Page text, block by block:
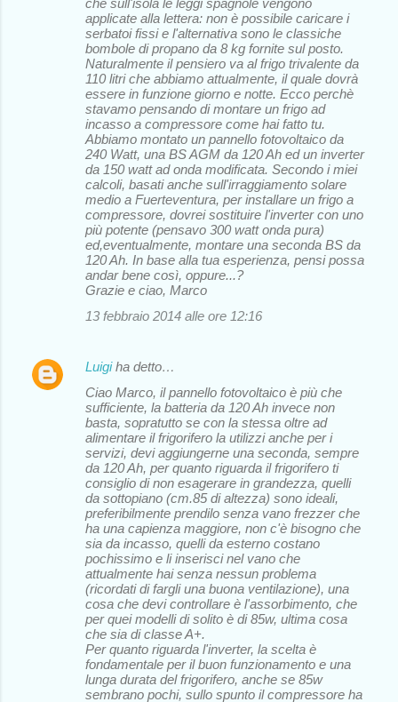
applicate alla lettera: non è possibile caricare i
serbatoi fissi e l'alternativa sono le classiche
bombole di propano da 8 kg fornite sul posto.
Naturalmente il pensiero va al frigo trivalente da
110 litri che abbiamo attualmente, il quale dovrà
essere in funzione giorno e notte. Ecco perchè
stavamo pensando di montare un frigo ad
incasso a compressore come hai fatto tu.
Abbiamo montato un pannello fotovoltaico da
240 Watt, una BS AGM da 120 Ah ed un inverter
da 150 watt ad onda modificata. Secondo i miei
calcoli, basati anche sull'irraggiamento solare
medio a Fuerteventura, per installare un frigo a
compressore, dovrei sostituire l'inverter con uno
più potente (pensavo 300 watt onda pura)
ed,eventualmente, montare una seconda BS da
120 Ah. In base alla tua esperienza, pensi possa
andar bene così, oppure...?
Grazie e ciao, Marco
13 febbraio 2014 alle ore 12:16
Luigiha detto…
Ciao Marco, il pannello fotovoltaico è più che
sufficiente, la batteria da 120 Ah invece non
basta, sopratutto se con la stessa oltre ad
alimentare il frigorifero la utilizzi anche per i
servizi, devi aggiungerne una seconda, sempre
da 120 Ah, per quanto riguarda il frigorifero ti
consiglio di non esagerare in grandezza, quelli
da sottopiano (cm.85 di altezza) sono ideali,
preferibilmente prendilo senza vano frezzer che
ha una capienza maggiore, non c'è bisogno che
sia da incasso, quelli da esterno costano
pochissimo e li inserisci nel vano che
attualmente hai senza nessun problema
(ricordati di fargli una buona ventilazione), una
cosa che devi controllare è l'assorbimento, che
per quei modelli di solito è di 85w, ultima cosa
che sia di classe A+.
Per quanto riguarda l'inverter, la scelta è
fondamentale per il buon funzionamento e una
lunga durata del frigorifero, anche se 85w
sembrano pochi, sullo spunto il compressore ha